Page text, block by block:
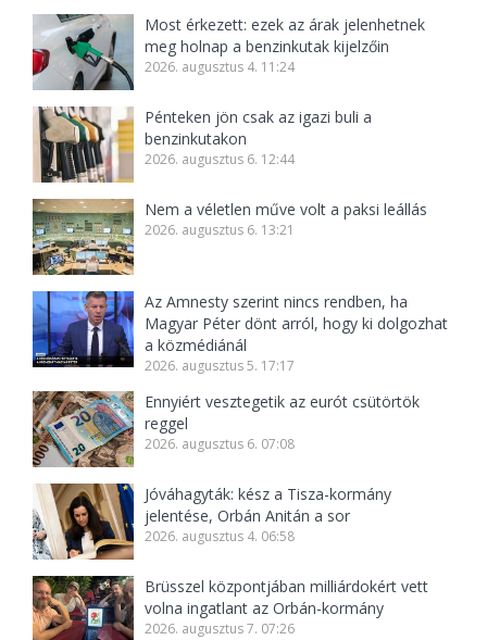
Most érkezett: ezek az árak jelenhetnek
meg holnap a benzinkutak kijelzőin
2026. augusztus 4. 11:24
Pénteken jön csak az igazi buli a
benzinkutakon
2026. augusztus 6. 12:44
Nem a véletlen műve volt a paksi leállás
2026. augusztus 6. 13:21
Az Amnesty szerint nincs rendben, ha
Magyar Péter dönt arról, hogy ki dolgozhat
a közmédiánál
2026. augusztus 5. 17:17
Ennyiért vesztegetik az eurót csütörtök
reggel
2026. augusztus 6. 07:08
Jóváhagyták: kész a Tisza-kormány
jelentése, Orbán Anitán a sor
2026. augusztus 4. 06:58
Brüsszel központjában milliárdokért vett
volna ingatlant az Orbán-kormány
2026. augusztus 7. 07:26